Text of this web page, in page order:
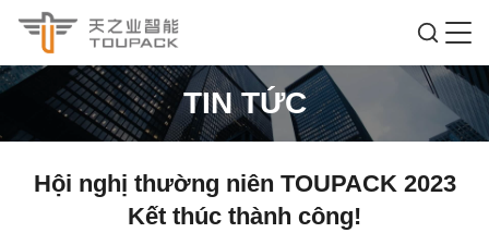
TIN TỨC
Hội nghị thường niên TOUPACK 2023
Kết thúc thành công!